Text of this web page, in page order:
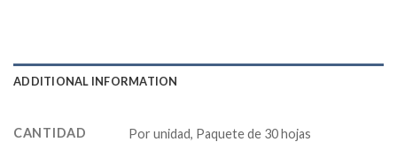
ADDITIONAL INFORMATION
CANTIDAD Por unidad, Paquete de 30 hojas